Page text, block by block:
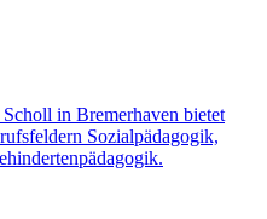
in Bremerhaven bietet
Sozialpädagogik,